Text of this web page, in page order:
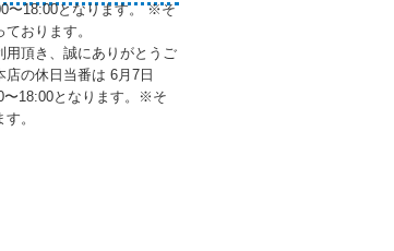
〜18:00となります。 ※そ
おります。
用頂き、誠にありがとうご
の休日当番は 6月7日
〜18:00となります。※そ
。